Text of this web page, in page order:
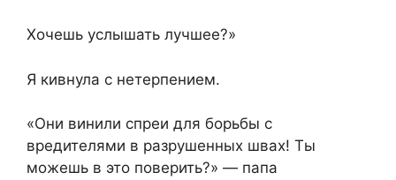
Хочешь услышать лучшее?»
Я кивнула с нетерпением.
«Они винили спреи для борьбы с
вредителями в разрушенных швах! Ты
можешь в это поверить?» — папа